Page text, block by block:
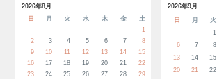
2026年8月
日
月 火 水 木 金
土
1
2
3 4 5 6 7
8
9
10 11 12 13 14
15
16
17 18 19 20 21
22
23
24 25 26 27 28
29
2026年9月
日
月 火
1
6
7 8
13
14 15
20
21 22